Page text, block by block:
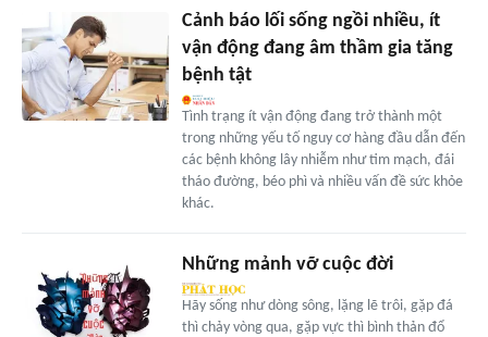
Cảnh báo lối sống ngồi nhiều, ít
vận động đang âm thầm gia tăng
bệnh tật
Tình trạng ít vận động đang trở thành một
trong những yếu tố nguy cơ hàng đầu dẫn đến
các bệnh không lây nhiễm như tim mạch, đái
tháo đường, béo phì và nhiều vấn đề sức khỏe
khác.
Những mảnh vỡ cuộc đời
Hãy sống như dòng sông, lặng lẽ trôi, gặp đá
thì chảy vòng qua, gặp vực thì bình thản đổ